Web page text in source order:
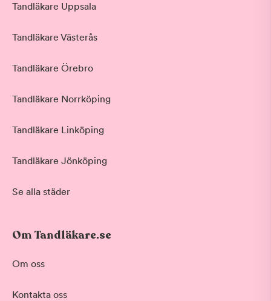
Tandläkare Uppsala
Tandläkare Västerås
Tandläkare Örebro
Tandläkare Norrköping
Tandläkare Linköping
Tandläkare Jönköping
Se alla städer
Om Tandläkare.se
Om oss
Kontakta oss